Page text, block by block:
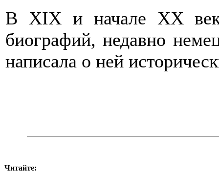
В XIX и начале XX
биографий, недавно
написала о ней
Читайте: